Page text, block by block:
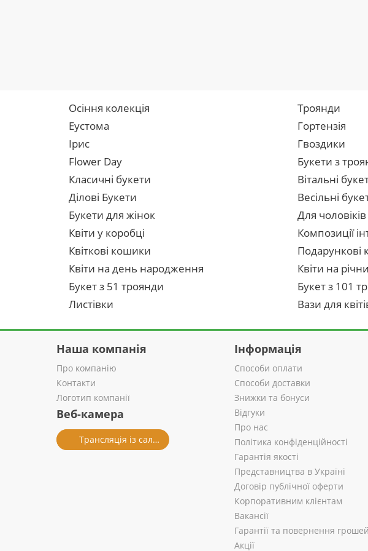
Осіння колекція Троянди
Еустома
Гортензія
Ірис
Гвоздики
Flower Day
Букети з
Класичні букети
Вітальні
Ділові Букети
Весільні
Букети для жінок
Для чоловіків
Квіти у коробці
Композиції
Квіткові кошики
Подарункові
Квіти на день народження
Квіти на
Букет з 51 троянди
Букет з 101
Листівки
Вази для
Наша компанія
Про компанію
Контакти
Логотип компанії
Веб-камера
Трансляція із салону
Інформація
Способи оплати
Способи доставки
Знижки та бонуси
Відгуки
Про нас
Політика конфіденційності
Гарантія якості
Представництва в Україні
Договір публічної оферти
Корпоративним клієнтам
Вакансії
Гарантії та повернення грошей
Акції